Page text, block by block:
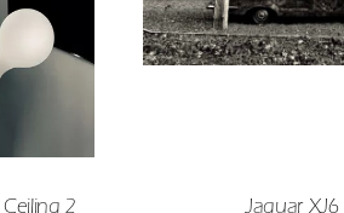
2 Jaguar XJ6